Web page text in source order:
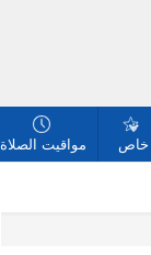
خاص مواقيت الصلاة